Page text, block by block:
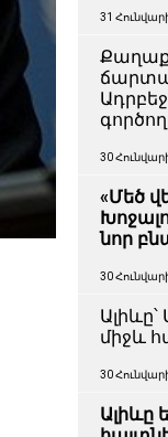
31
30
«Մեծ
նոր
30
միջև
30
Ալիևը